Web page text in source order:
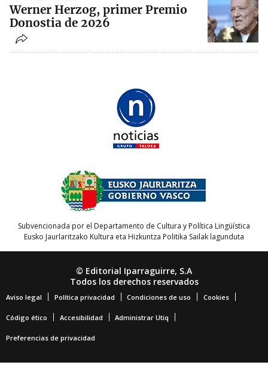
Werner Herzog, primer Premio
Donostia de 2026
Subvencionada por el Departamento de Cultura y Política Lingüística
Eusko Jaurlaritzako Kultura eta Hizkuntza Politika Sailak lagunduta
© Editorial Iparraguirre, S.A
Todos los derechos reservados
Aviso legal Política privacidad Condiciones de uso Cookies
Código ético Accesibilidad Administrar Utiq
Preferencias de privacidad